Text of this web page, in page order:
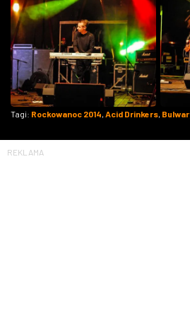
Tagi: Rockowanoc 2014, Acid Drinkers,
REKLAMA